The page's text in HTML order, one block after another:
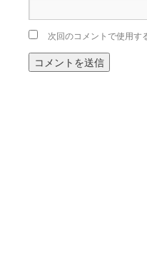
次回のコメントで使用す